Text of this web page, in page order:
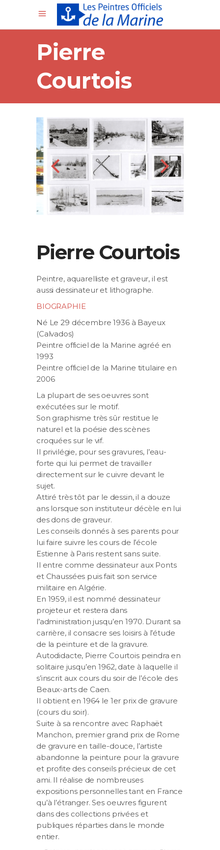
Pierre
Courtois
Pierre Courtois
Peintre, aquarelliste et graveur, il est
aussi dessinateur et lithographe.
BIOGRAPHIE
Né Le 29 décembre 1936 à Bayeux
(Calvados)
Peintre officiel de la Marine agréé en
1993
Peintre officiel de la Marine titulaire en
2006
La plupart de ses oeuvres sont
exécutées sur le motif.
Son graphisme très sûr restitue le
naturel et la poésie des scènes
croquées sur le vif.
Il privilégie, pour ses gravures, l’eau-
forte qui lui permet de travailler
directement sur le cuivre devant le
sujet.
Attiré très tôt par le dessin, il a douze
ans lorsque son instituteur décèle en lui
des dons de graveur.
Les conseils donnés à ses parents pour
lui faire suivre les cours de l’école
Estienne à Paris restent sans suite.
Il entre comme dessinateur aux Ponts
et Chaussées puis fait son service
militaire en Algérie.
En 1959, il est nommé dessinateur
projeteur et restera dans
l’administration jusqu’en 1970. Durant sa
carrière, il consacre ses loisirs à l’étude
de la peinture et de la gravure.
Autodidacte, Pierre Courtois peindra en
solitaire jusqu’en 1962, date à laquelle il
s’inscrit aux cours du soir de l’école des
Beaux-arts de Caen.
Il obtient en 1964 le 1er prix de gravure
(cours du soir).
Suite à sa rencontre avec Raphaët
Manchon, premier grand prix de Rome
de gravure en taille-douce, l’artiste
abandonne la peinture pour la gravure
et profite des conseils précieux de cet
ami. Il réalise de nombreuses
expositions personnelles tant en France
qu’à l’étranger. Ses oeuvres figurent
dans des collections privées et
publiques réparties dans le monde
entier.